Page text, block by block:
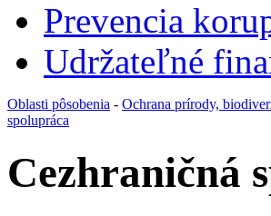
Prevencia
Udržateľné
Oblasti pôsobenia - Ochrana prírody,
spolupráca
Cezhraničná